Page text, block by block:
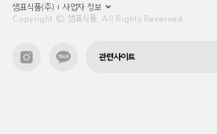
샘표식품(주)
사업자 정보
Copyright © 샘표식품, All Rights Reserved.
관련사이트